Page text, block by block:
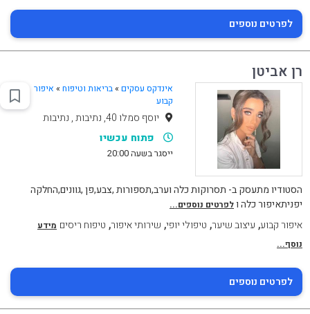
לפרטים נוספים
רן אביטן
אינדקס עסקים »בריאות וטיפוח» איפור
קבוע
יוסף סמלו 40, נתיבות , נתיבות
פתוח עכשיו
ייסגר בשעה 20:00
הסטודיו מתעסק ב- תסרוקות כלה וערב,תספורות ,צבע,פן ,גוונים,החלקה
יפניתאיפור כלה ולפרטים נוספים...
איפור קבוע, עיצוב שיער, טיפולי יופי, שירותי איפור, טיפוח ריסים מידע
נוסף...
לפרטים נוספים